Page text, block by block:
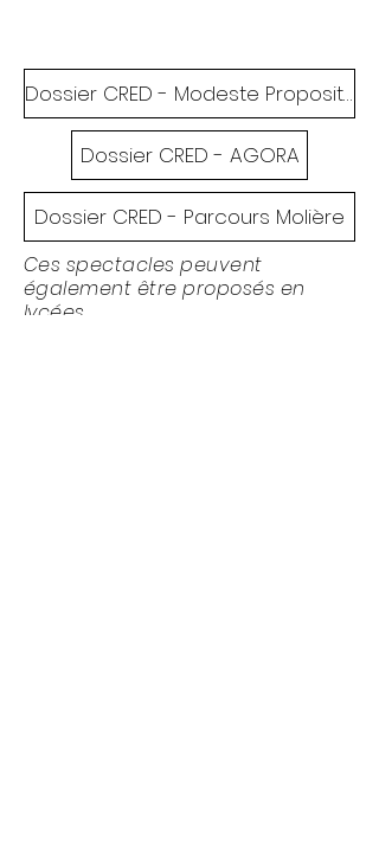
Dossier CRED - Modeste Proposition
Dossier CRED - AGORA
Dossier CRED - Parcours Molière
Ces spectacles peuvent
également être proposés en
lycées.